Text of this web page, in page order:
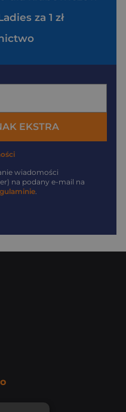
za 1 zł
EKSTRA
wiadomości
na podany e-mail na
.